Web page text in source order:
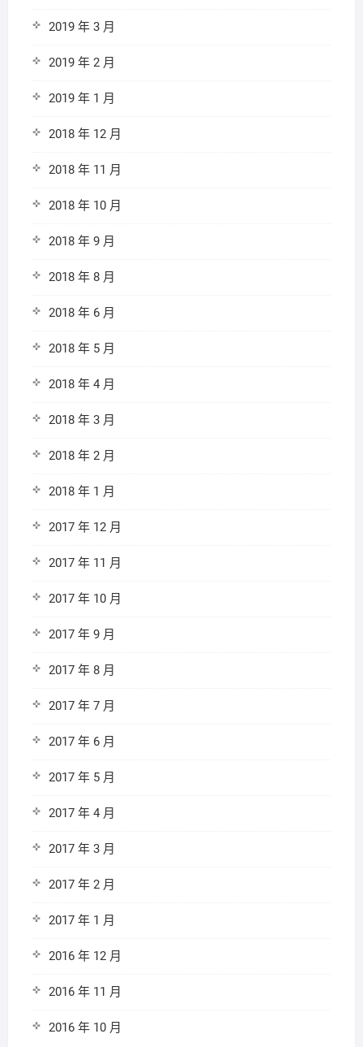
2019 年 3 月
2019 年 2 月
2019 年 1 月
2018 年 12 月
2018 年 11 月
2018 年 10 月
2018 年 9 月
2018 年 8 月
2018 年 6 月
2018 年 5 月
2018 年 4 月
2018 年 3 月
2018 年 2 月
2018 年 1 月
2017 年 12 月
2017 年 11 月
2017 年 10 月
2017 年 9 月
2017 年 8 月
2017 年 7 月
2017 年 6 月
2017 年 5 月
2017 年 4 月
2017 年 3 月
2017 年 2 月
2017 年 1 月
2016 年 12 月
2016 年 11 月
2016 年 10 月